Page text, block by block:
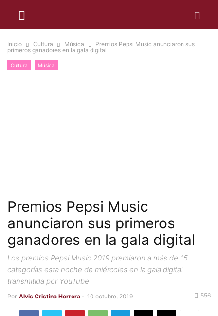
Inicio Cultura Música
Premios Pepsi Music anunciaron sus
primeros ganadores en la gala digital
Cultura Música
Premios Pepsi Music
anunciaron sus primeros
ganadores en la gala digital
Los premios Pepsi Music 2019 premiaron a más de 15
categorías esta noche de miércoles en la gala digital
transmitida por YouTube
Por Alvis Cristina Herrera - 10 octubre, 2019 556